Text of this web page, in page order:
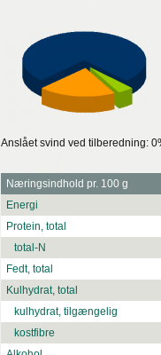
Anslået svind ved tilberedning:
Næringsindhold pr. 100 g
Energi
Protein, total
total-N
Fedt, total
Kulhydrat, total
kulhydrat, tilgængelig
kostfibre